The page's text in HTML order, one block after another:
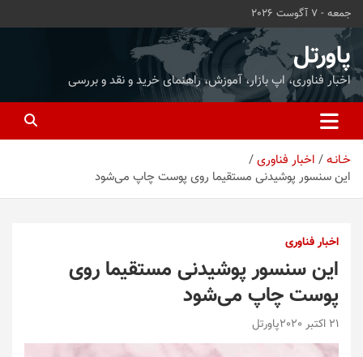
محتوا
بروید
جمعه - 7 آگوست 2026
پاورتل
اخبار فناوری، اپ بازار، آموزش، راهنمای خرید و نقد و بررسی
خـانـه
اخبار فناوری
این سنسور پوشیدنی مستقیما روی پوست چاپ می‌شود
اخبار فناوری
این سنسور پوشیدنی مستقیما روی
پوست چاپ می‌شود
21 اکتبر 2020 پاورتل